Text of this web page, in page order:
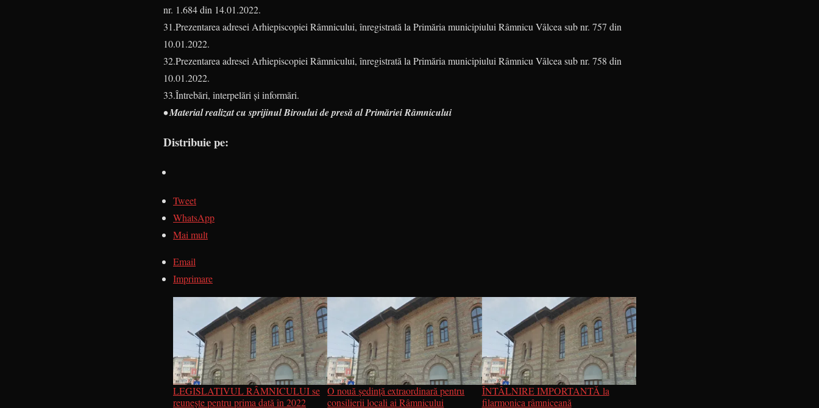
nr. 1.684 din 14.01.2022.
31.Prezentarea adresei Arhiepiscopiei Râmnicului, înregistrată la Primăria municipiului Râmnicu Vâlcea sub nr. 757 din
10.01.2022.
32.Prezentarea adresei Arhiepiscopiei Râmnicului, înregistrată la Primăria municipiului Râmnicu Vâlcea sub nr. 758 din
10.01.2022.
33.Întrebări, interpelări și informări.
• Material realizat cu sprijinul Biroului de presă al Primăriei Râmnicului
Distribuie pe:
Tweet
WhatsApp
Mai mult
Email
Imprimare
LEGISLATIVUL RÂMNICULUI se
reunește pentru prima dată în 2022
O nouă ședință extraordinară pentru
consilierii locali ai Râmnicului
ÎNTÂLNIRE IMPORTANTĂ la
filarmonica râmniceană